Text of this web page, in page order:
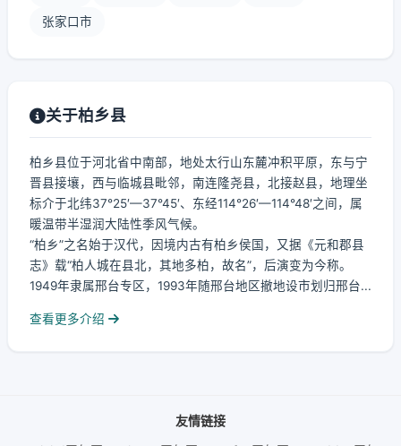
张家口市
关于柏乡县
柏乡县位于河北省中南部，地处太行山东麓冲积平原，东与宁
晋县接壤，西与临城县毗邻，南连隆尧县，北接赵县，地理坐
标介于北纬37°25′—37°45′、东经114°26′—114°48′之间，属
暖温带半湿润大陆性季风气候。
“柏乡”之名始于汉代，因境内古有柏乡侯国，又据《元和郡县
志》载“柏人城在县北，其地多柏，故名”，后演变为今称。
1949年隶属邢台专区，1993年随邢台地区撤地设市划归邢台...
查看更多介绍
友情链接